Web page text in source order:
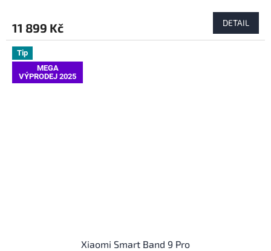
11 899 Kč DETAIL
Tip
MEGA
VÝPRODEJ 2025
Xiaomi Smart Band 9 Pro